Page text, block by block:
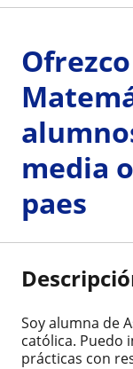
media
paes
Soy alumna de
católica. Puedo
prácticas con